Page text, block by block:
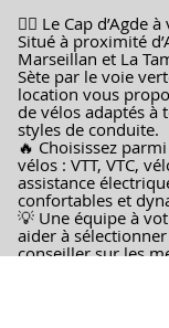
🚴‍♂️ Le Cap d’Agde
Situé à proximité
Marseillan et La
Sète par le voie
location vous
de vélos adaptés à
styles de conduite.
🔥 Choisissez
vélos : VTT, VTC,
assistance
confortables et
💡 Une équipe à
aider à
conseiller sur les